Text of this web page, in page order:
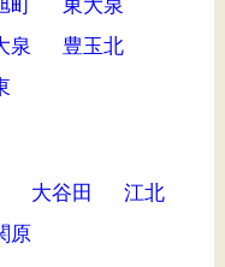
泉
豊玉北
大谷田
江北
原